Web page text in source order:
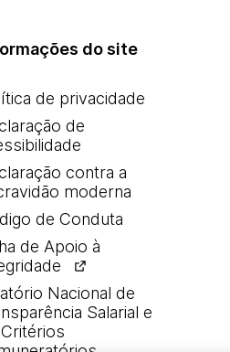
do site
de privacidade
de
contra a
moderna
de Conduta
de Apoio à
Nacional de
Salarial e